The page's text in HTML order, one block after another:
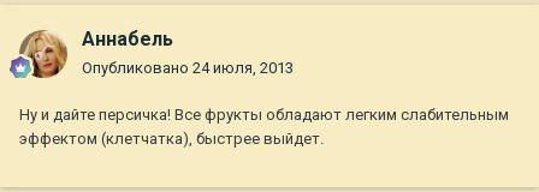
Aннaбель
Опубликовано 24 июля, 2013
Ну и дайте персичка! Все фрукты обладают легким слабительным
эффектом (клетчатка), быстрее выйдет.